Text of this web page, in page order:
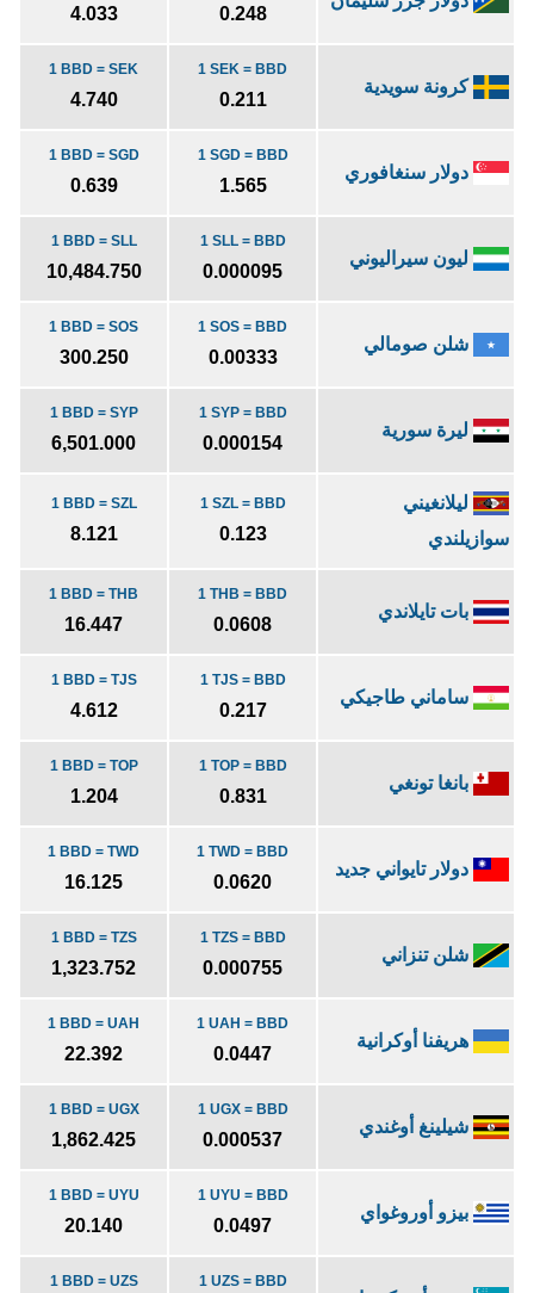
0.248
4.033
كرونة سويدية
1 SEK = BBD
0.211
1 BBD = SEK
4.740
دولار سنغافوري
1 SGD = BBD
1.565
1 BBD = SGD
0.639
ليون سيراليوني
1 SLL = BBD
0.000095
1 BBD = SLL
10,484.750
شلن صومالي
1 SOS = BBD
0.00333
1 BBD = SOS
300.250
ليرة سورية
1 SYP = BBD
0.000154
1 BBD = SYP
6,501.000
ليلانغيني
سوازيلندي
1 SZL = BBD
0.123
1 BBD = SZL
8.121
بات تايلاندي
1 THB = BBD
0.0608
1 BBD = THB
16.447
ساماني طاجيكي
1 TJS = BBD
0.217
1 BBD = TJS
4.612
بانغا تونغي
1 TOP = BBD
0.831
1 BBD = TOP
1.204
دولار تايواني جديد
1 TWD = BBD
0.0620
1 BBD = TWD
16.125
شلن تنزاني
1 TZS = BBD
0.000755
1 BBD = TZS
1,323.752
هريفنا أوكرانية
1 UAH = BBD
0.0447
1 BBD = UAH
22.392
شيلينغ أوغندي
1 UGX = BBD
0.000537
1 BBD = UGX
1,862.425
بيزو أوروغواي
1 UYU = BBD
0.0497
1 BBD = UYU
20.140
1 UZS = BBD
1 BBD = UZS